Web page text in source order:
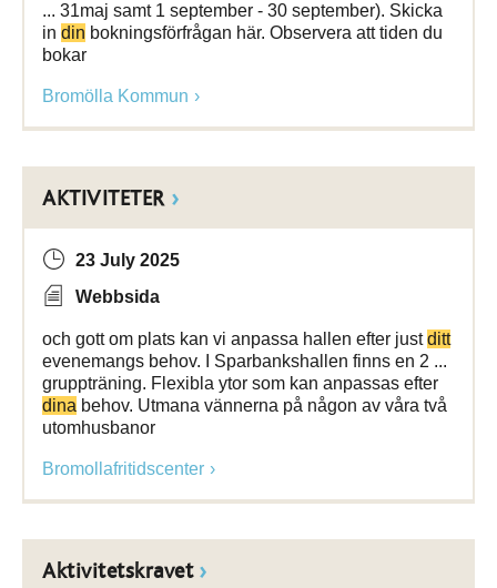
... 31maj samt 1 september - 30 september). Skicka
in din bokningsförfrågan här. Observera att tiden du
bokar
Bromölla Kommun
AKTIVITETER
23 July 2025
Webbsida
och gott om plats kan vi anpassa hallen efter justditt
evenemangs behov. I Sparbankshallen finns en 2 ...
gruppträning. Flexibla ytor som kan anpassas efter
dina behov. Utmana vännerna på någon av våra två
utomhusbanor
Bromollafritidscenter
Aktivitetskravet